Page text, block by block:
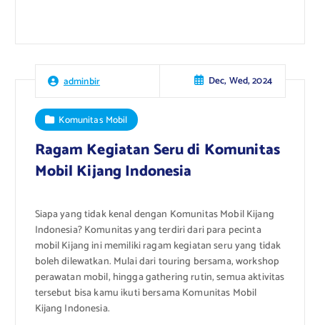
adminbir Dec, Wed, 2024
Komunitas Mobil
Ragam Kegiatan Seru di Komunitas
Mobil Kijang Indonesia
Siapa yang tidak kenal dengan Komunitas Mobil Kijang
Indonesia? Komunitas yang terdiri dari para pecinta
mobil Kijang ini memiliki ragam kegiatan seru yang tidak
boleh dilewatkan. Mulai dari touring bersama, workshop
perawatan mobil, hingga gathering rutin, semua aktivitas
tersebut bisa kamu ikuti bersama Komunitas Mobil
Kijang Indonesia.